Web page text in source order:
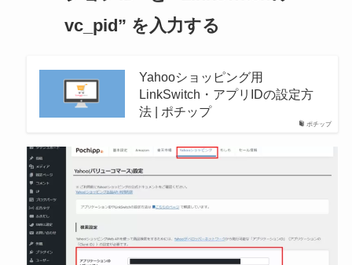
vc_pid” を入力する
ポチップ
Yahooショッピング用
LinkSwitch・アプリIDの設定方
法 | ポチップ